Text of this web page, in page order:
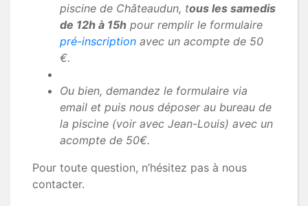
piscine de Châteaudun, tous les samedis
de 12h à 15h pour remplir le formulaire
pré-inscription avec un acompte de 50
€.
Ou bien, demandez le formulaire via
email et puis nous déposer au bureau de
la piscine (voir avec Jean-Louis) avec un
acompte de 50€.
Pour toute question, n’hésitez pas à nous
contacter.